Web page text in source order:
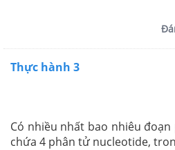
Thực hành 3
Có nhiều nhất bao nhiêu
chứa 4 phân tử nucleotide,